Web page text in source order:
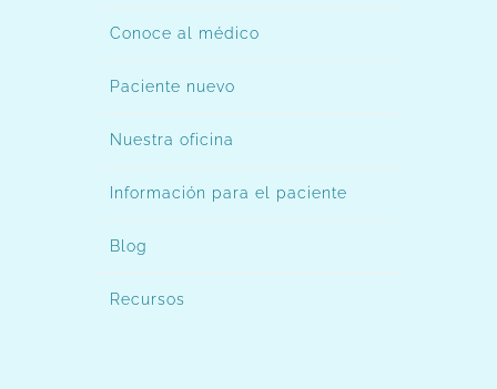
Conoce al médico
Paciente nuevo
Nuestra oficina
Información para el paciente
Blog
Recursos